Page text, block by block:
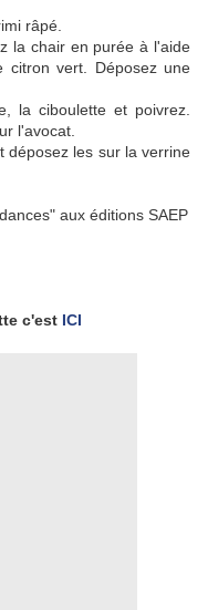
râpé.
la chair en purée à l'aide
citron vert. Déposez une
la ciboulette et poivrez.
l'avocat.
déposez les sur la verrine
aux éditions SAEP
c'est ICI